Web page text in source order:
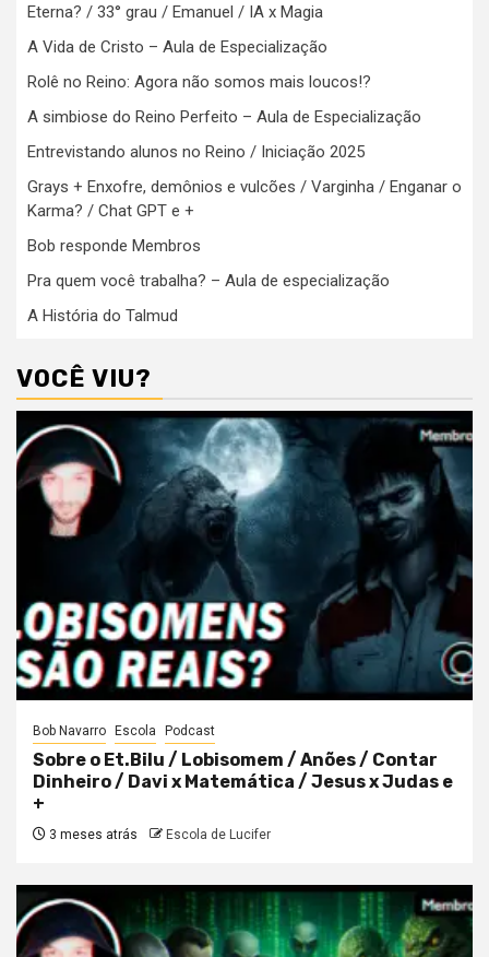
Eterna? / 33° grau / Emanuel / IA x Magia
A Vida de Cristo – Aula de Especialização
Rolê no Reino: Agora não somos mais loucos!?
A simbiose do Reino Perfeito – Aula de Especialização
Entrevistando alunos no Reino / Iniciação 2025
Grays + Enxofre, demônios e vulcões / Varginha / Enganar o
Karma? / Chat GPT e +
Bob responde Membros
Pra quem você trabalha? – Aula de especialização
A História do Talmud
VOCÊ VIU?
Bob Navarro Escola Podcast
Sobre o Et.Bilu / Lobisomem / Anões / Contar
Dinheiro / Davi x Matemática / Jesus x Judas e
+
3 meses atrás Escola de Lucifer